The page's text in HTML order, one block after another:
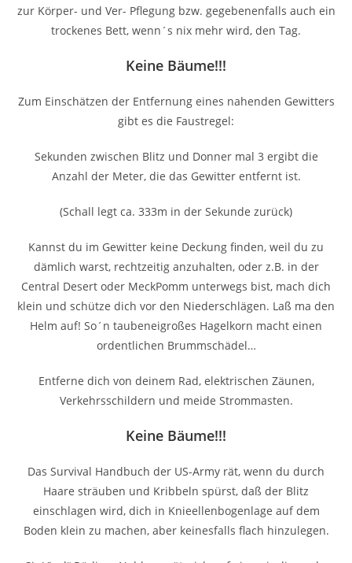
zur Körper- und Ver- Pflegung bzw. gegebenenfalls auch ein
trockenes Bett, wenn´s nix mehr wird, den Tag.
Keine Bäume!!!
Zum Einschätzen der Entfernung eines nahenden Gewitters
gibt es die Faustregel:
Sekunden zwischen Blitz und Donner mal 3 ergibt die
Anzahl der Meter, die das Gewitter entfernt ist.
(Schall legt ca. 333m in der Sekunde zurück)
Kannst du im Gewitter keine Deckung finden, weil du zu
dämlich warst, rechtzeitig anzuhalten, oder z.B. in der
Central Desert oder MeckPomm unterwegs bist, mach dich
klein und schütze dich vor den Niederschlägen. Laß ma den
Helm auf! So´n taubeneigroßes Hagelkorn macht einen
ordentlichen Brummschädel…
Entferne dich von deinem Rad, elektrischen Zäunen,
Verkehrsschildern und meide Strommasten.
Keine Bäume!!!
Das Survival Handbuch der US-Army rät, wenn du durch
Haare sträuben und Kribbeln spürst, daß der Blitz
einschlagen wird, dich in Knieellenbogenlage auf dem
Boden klein zu machen, aber keinesfalls flach hinzulegen.